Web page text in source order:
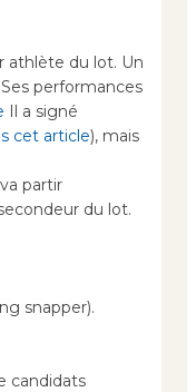
athlète du lot. Un
performances
Il a signé
cet article), mais
partir
du lot.
snapper).
candidats